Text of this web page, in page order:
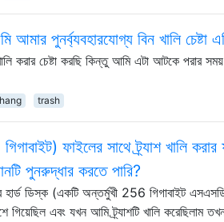
আমার পুনর্ব্যবহারযোগ্য বিন খালি চেষ্টা
করার চেষ্টা করছি কিন্তু আমি এটা আটকে পরার
hang trash
ফাইলের সাথে ট্র্যাশ খালি
পুনরুদ্ধার করতে পারি?
ডিস্ক (একটি অন্তর্মুখী 256 গিগাবাইট
গিয়েছিল এবং যখন আমি ট্র্যাশটি খালি